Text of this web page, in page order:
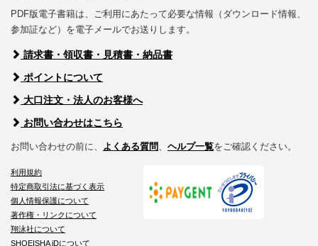
PDF版電子書籍は、ご利用にあたって必要な情報（ダウンロード情報、
参加証など）を電子メールでお送りします。
請求書・領収書・見積書・納品書
ポイントについて
大口注文・法人のお客様へ
お問い合わせはこちら
お問い合わせの前に、 よくある質問 ヘルプ一覧をご確認ください。
利用規約
特定商取引法に基づく表示
個人情報保護について
著作権・リンクについて
翔泳社について
SHOEISHA iDについて